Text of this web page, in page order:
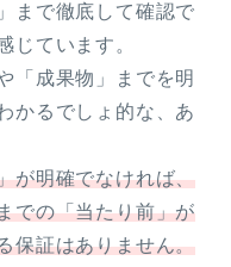
まで徹底して確認で
じています。
「成果物」までを明
かるでしょ的な、あ
が明確でなければ、
での「当たり前」が
保証はありません。